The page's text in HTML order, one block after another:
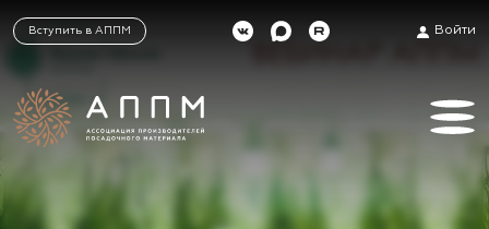
Вступить в АППМ Войти